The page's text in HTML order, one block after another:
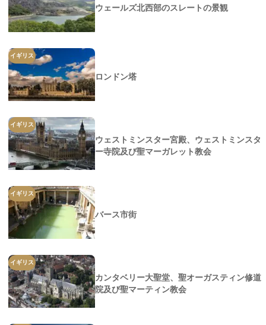
ウェールズ北西部のスレートの景観
イギリス
ロンドン塔
イギリス
ウェストミンスター宮殿、ウェストミンスタ
ー寺院及び聖マーガレット教会
イギリス
バース市街
イギリス
カンタベリー大聖堂、聖オーガスティン修道
院及び聖マーティン教会